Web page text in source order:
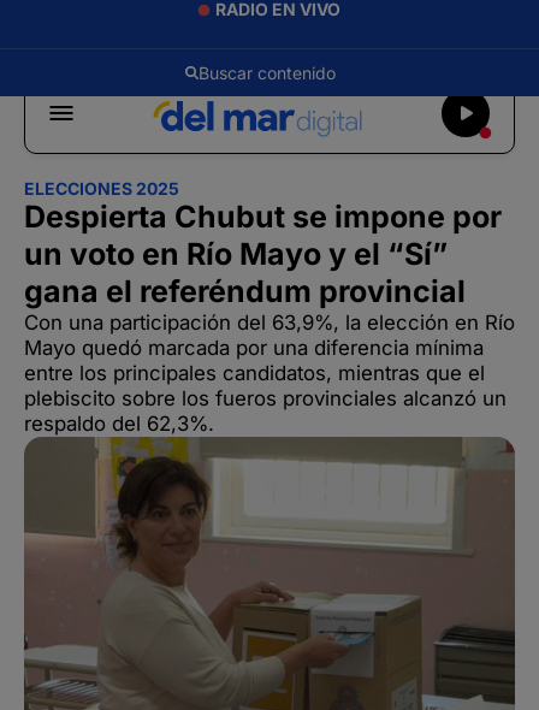
RADIO EN VIVO
ELECCIONES 2025
Despierta Chubut se impone por
un voto en Río Mayo y el “Sí”
gana el referéndum provincial
Con una participación del 63,9%, la elección en Río
Mayo quedó marcada por una diferencia mínima
entre los principales candidatos, mientras que el
plebiscito sobre los fueros provinciales alcanzó un
respaldo del 62,3%.